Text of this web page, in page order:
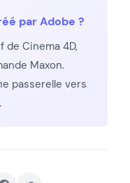
par Adobe ?
de Cinema 4D,
Maxon.
passerelle vers